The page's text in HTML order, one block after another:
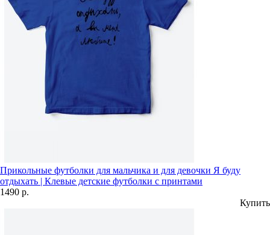
Прикольные футболки для мальчика и для девочки Я буду
отдыхать | Клевые детские футболки с принтами
1490 р.
Купить